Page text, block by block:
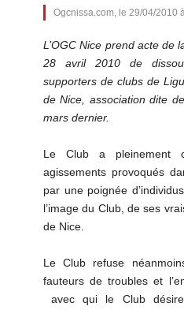
Ogcnissa.com, le 29/04/2010
L’OGC Nice prend acte de
28 avril 2010 de
supporters de clubs de
de Nice, association dite
mars dernier.
Le Club a pleinement
agissements provoqués
par une poignée
l’image du Club, de ses
de Nice.
Le Club refuse
fauteurs de troubles et
avec qui le Club